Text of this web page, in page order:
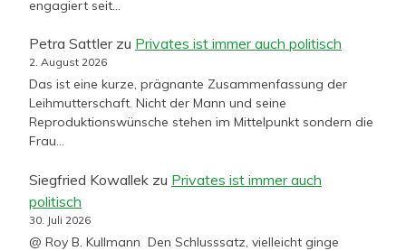
engagiert seit…
Petra Sattlerzu Privates ist immer auch politisch
2. August 2026
Das ist eine kurze, prägnante Zusammenfassung der
Leihmutterschaft. Nicht der Mann und seine
Reproduktionswünsche stehen im Mittelpunkt sondern die
Frau…
Siegfried Kowallek zu Privates ist immer auch
politisch
30. Juli 2026
@ Roy B. Kullmann Den Schlusssatz, vielleicht ginge